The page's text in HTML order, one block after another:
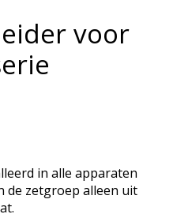
voor
in alle apparaten
de zetgroep alleen uit